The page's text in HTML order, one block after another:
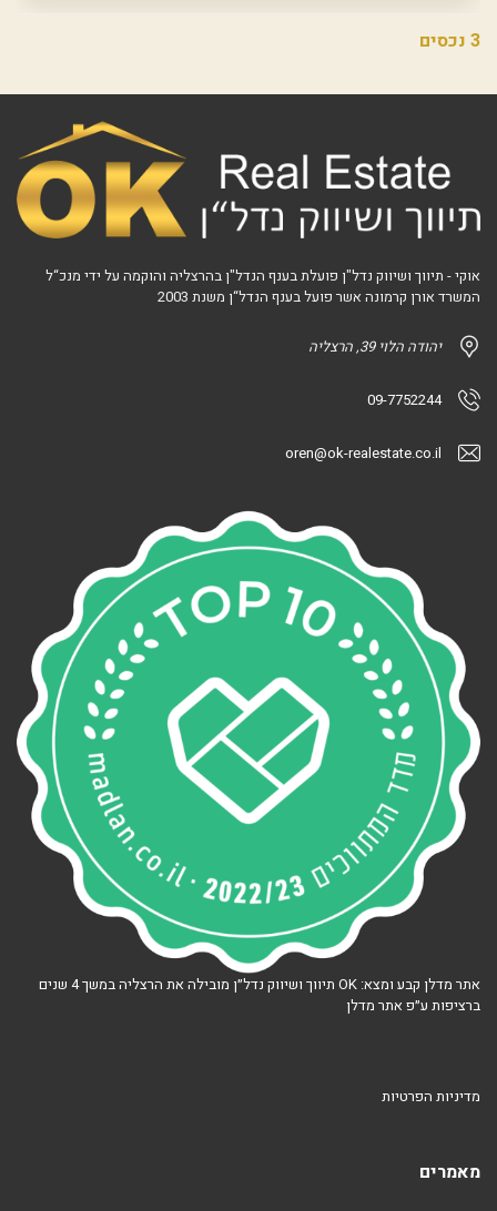
3 נכסים
אוקי - תיווך ושיווק נדל"ן פועלת בענף הנדל"ן בהרצליה והוקמה על ידי מנכ“ל
המשרד אורן קרמונה אשר פועל בענף הנדל“ן משנת 2003
יהודה הלוי 39, הרצליה
09-7752244
oren@ok-realestate.co.il
אתר מדלן קבע ומצא: OK תיווך ושיווק נדל״ן מובילה את הרצליה במשך 4 שנים
ברציפות ע״פ אתר מדלן
מדיניות הפרטיות
מאמרים